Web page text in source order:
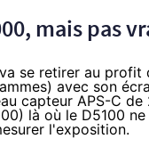
mais pas
se retirer au
avec son
capteur APS-C de
là où le D5100
l'exposition.